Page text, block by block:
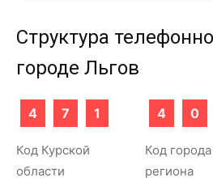
Структура
городе Льгов
4 7 1
Код Курской
области
4 0
Код
региона